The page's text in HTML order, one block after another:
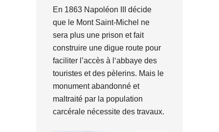
En 1863 Napoléon III décide
que le Mont Saint-Michel ne
sera plus une prison et fait
construire une digue route pour
faciliter l’accès à l‘abbaye des
touristes et des pèlerins. Mais le
monument abandonné et
maltraité par la population
carcérale nécessite des travaux.